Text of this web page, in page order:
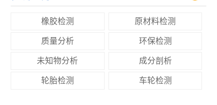
橡胶检测 原材料检测
质量分析 环保检测
未知物分析 成分剖析
轮胎检测 车轮检测